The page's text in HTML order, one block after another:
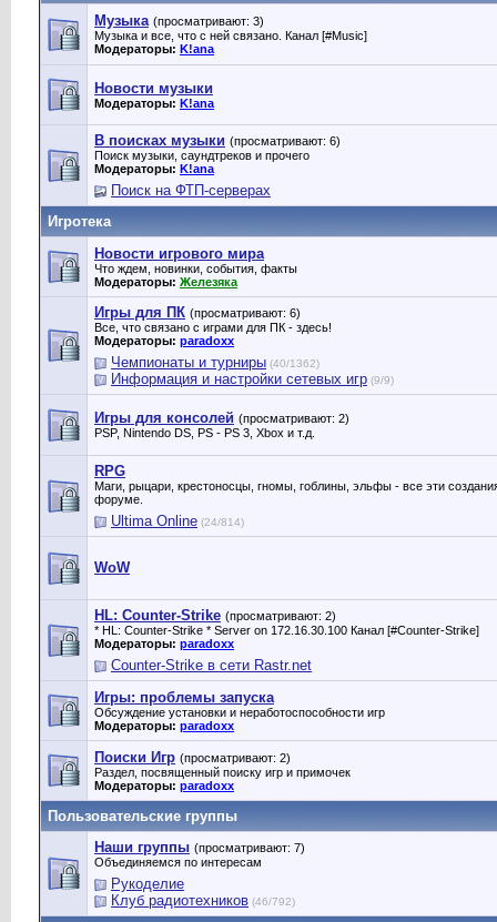
Музыка (просматривают: 3)
Музыка и все, что с ней связано. Канал [#Music]
Модераторы: K!ana
Новости музыки
Модераторы: K!ana
В поисках музыки (просматривают: 6)
Поиск музыки, саундтреков и прочего
Модераторы: K!ana
Поиск на ФТП-серверах
Игротека
Новости игрового мира
Что ждем, новинки, события, факты
Модераторы: Железяка
Игры для ПК (просматривают: 6)
Все, что связано с играми для ПК - здесь!
Модераторы: paradoxx
Чемпионаты и турниры (40/1362)
Информация и настройки сетевых игр (9/9)
Игры для консолей (просматривают: 2)
PSP, Nintendo DS, PS - PS 3, Xbox и т.д.
RPG
Маги, рыцари, крестоносцы, гномы, гоблины, эльфы - все эти
форуме.
Ultima Online (24/814)
WoW
HL: Counter-Strike (просматривают: 2)
* HL: Counter-Strike * Server on 172.16.30.100 Канал [#Counter-Strike]
Модераторы: paradoxx
Counter-Strike в сети Rastr.net
Игры: проблемы запуска
Обсуждение установки и неработоспособности игр
Модераторы: paradoxx
Поиски Игр (просматривают: 2)
Раздел, посвященный поиску игр и примочек
Модераторы: paradoxx
Пользовательские группы
Наши группы (просматривают: 7)
Объединяемся по интересам
Рукоделие
Клуб радиотехников (46/792)